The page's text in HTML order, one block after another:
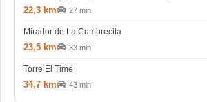
22,3 km 27 min
Mirador de La Cumbrecita
23,5 km 33 min
Torre El Time
34,7 km 43 min